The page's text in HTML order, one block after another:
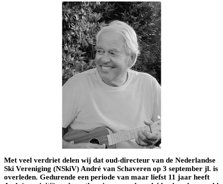
Met veel verdriet delen wij dat oud-directeur van de Nederlandse
Ski Vereniging (NSkiV) André van Schaveren op 3 september jl. is
overleden. Gedurende een periode van maar liefst 11 jaar heeft